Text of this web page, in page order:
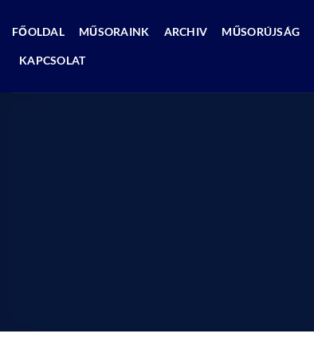
FŐOLDAL MŰSORAINK ARCHIV MŰSORÚJSÁG
KAPCSOLAT